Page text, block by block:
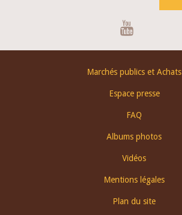
Marchés publics et Achats
Espace presse
FAQ
Albums photos
Vidéos
Mentions légales
Plan du site